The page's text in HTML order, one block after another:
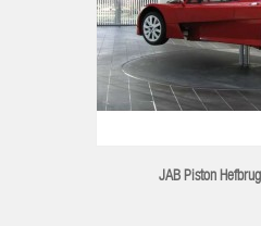
JAB Piston